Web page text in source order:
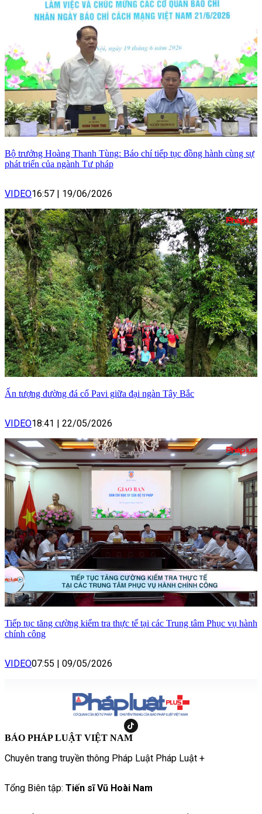
Bộ trưởng Hoàng Thanh Tùng: Báo chí tiếp tục đồng hành cùng sự
phát triển của ngành Tư pháp
VIDEO16:57 | 19/06/2026
Ấn tượng đường đá cổ Pavi giữa đại ngàn Tây Bắc
VIDEO18:41 | 22/05/2026
Tiếp tục tăng cường kiểm tra thực tế tại các Trung tâm Phục vụ hành
chính công
VIDEO07:55 | 09/05/2026
BÁO PHÁP LUẬT VIỆT NAM
Chuyên trang truyền thông Pháp Luật Pháp Luật +
Tổng Biên tập: Tiến sĩ Vũ Hoài Nam